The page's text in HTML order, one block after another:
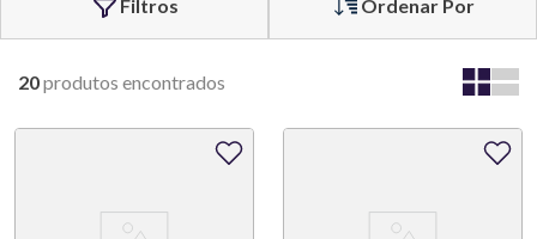
Ordenar Por
20produtos